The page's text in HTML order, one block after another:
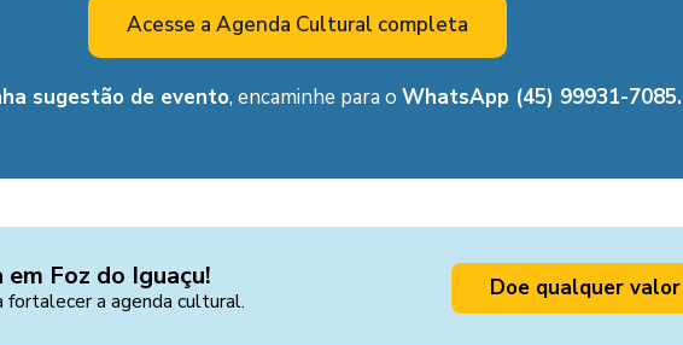
Acesse a Agenda Cultural completa
sugestão de evento, encaminhe para o WhatsApp (45) 99931-7085.
Foz do Iguaçu!
fortalecer a agenda cultural. Doe qualquer valor